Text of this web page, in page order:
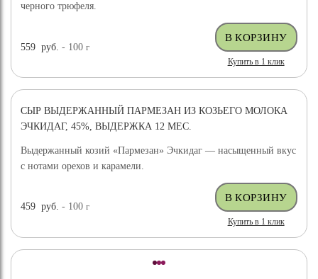
черного трюфеля.
559 руб. - 100г
Купить в 1 клик
СЫР ВЫДЕРЖАННЫЙ ПАРМЕЗАН ИЗ КОЗЬЕГО МОЛОКА
ЭЧКИДАГ, 45%, ВЫДЕРЖКА 12 МЕС.
Выдержанный козий «Пармезан» Эчкидаг — насыщенный вкус
с нотами орехов и карамели.
459 руб. - 100г
Купить в 1 клик